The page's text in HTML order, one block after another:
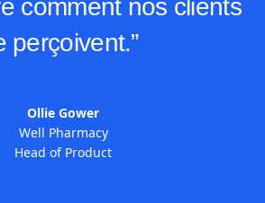
comment nos clients
perçoivent.”
Ollie Gower
Well Pharmacy
Head of Product